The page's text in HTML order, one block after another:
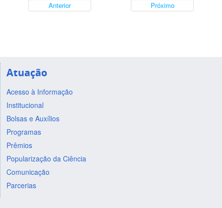
Anterior Próximo
Atuação
Acesso à Informação
Institucional
Bolsas e Auxílios
Programas
Prêmios
Popularização da Ciência
Comunicação
Parcerias